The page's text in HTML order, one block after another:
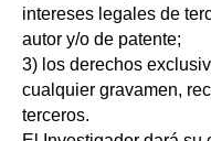
intereses legales de
autor y/o de patente;
3) los derechos
cualquier gravamen,
terceros.